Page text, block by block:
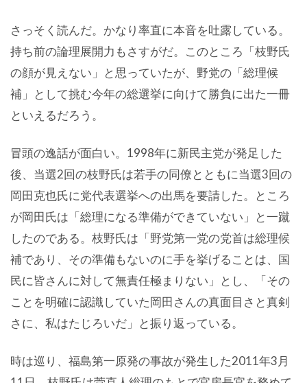
さっそく読んだ。かなり率直に本音を吐露している。
持ち前の論理展開力もさすがだ。このところ「枝野氏
の顔が見えない」と思っていたが、野党の「総理候
補」として挑む今年の総選挙に向けて勝負に出た一冊
といえるだろう。
冒頭の逸話が面白い。1998年に新民主党が発足した
後、当選2回の枝野氏は若手の同僚とともに当選3回の
岡田克也氏に党代表選挙への出馬を要請した。ところ
が岡田氏は「総理になる準備ができていない」と一蹴
したのである。枝野氏は「野党第一党の党首は総理候
補であり、その準備もないのに手を挙げることは、国
民に皆さんに対して無責任極まりない」とし、「その
ことを明確に認識していた岡田さんの真面目さと真剣
さに、私はたじろいだ」と振り返っている。
時は巡り、福島第一原発の事故が発生した2011年3月